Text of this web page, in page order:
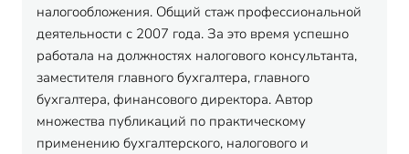
налогообложения. Общий стаж профессиональной
деятельности с 2007 года. За это время успешно
работала на должностях налогового консультанта,
заместителя главного бухгалтера, главного
бухгалтера, финансового директора. Автор
множества публикаций по практическому
применению бухгалтерского, налогового и